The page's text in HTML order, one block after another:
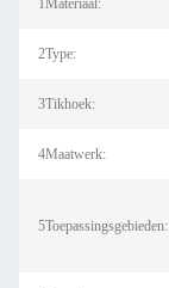
1Materiaal:
2Type:
3Tikhoek:
4Maatwerk:
5Toepassingsgebieden: